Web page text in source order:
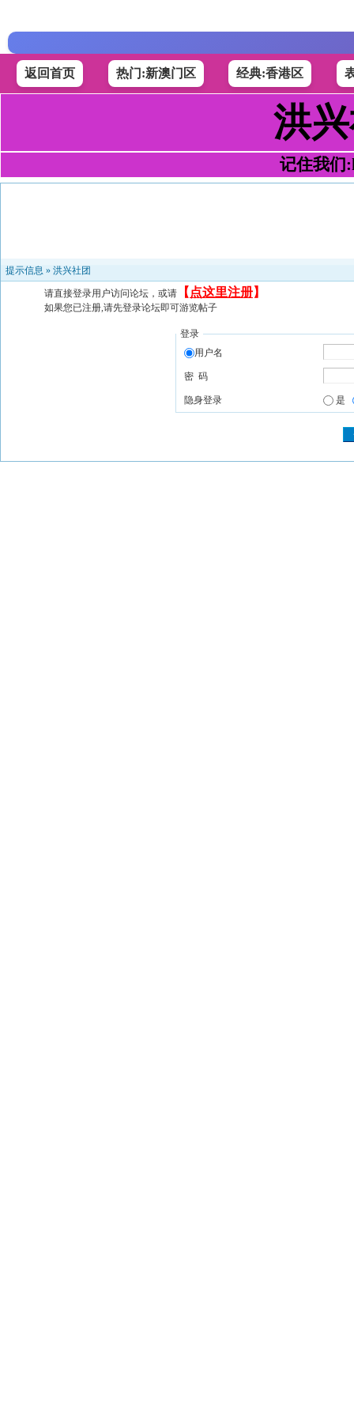
返回首页 热门:新澳门区 经典:香港区
洪
记住我们
提示信息 » 洪兴社团
请直接登录用户访问论坛，或请 【 点这里注册】
如果您已注册,请先登录论坛即可游览帖子
登录
用户名
密 码
隐身登录 是